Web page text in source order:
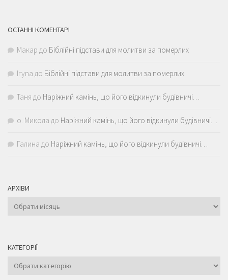
ОСТАННІ КОМЕНТАРІ
Макар до Біблійні підстави для молитви за померлих
Iryna до Біблійні підстави для молитви за померлих
Таня до Наріжний камінь, що його відкинули будівничі…
о. Микола до Наріжний камінь, що його відкинули будівничі…
Галина до Наріжний камінь, що його відкинули будівничі…
АРХІВИ
Архіви
КАТЕГОРІЇ
Категорії